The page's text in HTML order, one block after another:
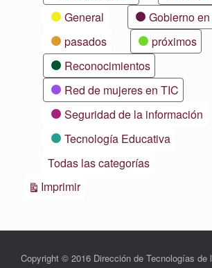
General
Gobierno
pasados
próximos
Reconocimientos
Red de mujeres en TIC
Seguridad de la información
Tecnología Educativa
Todas las categorías
ImprimirVistas
Copyright © 2016 Dirección de Tecnologías de